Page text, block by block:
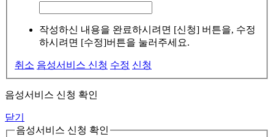
작성하신 내용을 완료하시려면 [신청] 버튼을, 수정
하시려면 [수정]버튼을 눌러주세요.
취소 음성서비스 신청 수정 신청
음성서비스 신청 확인
닫기
음성서비스 신청 확인